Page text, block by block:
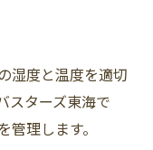
湿度と温度を適切
スターズ東海で
理します。